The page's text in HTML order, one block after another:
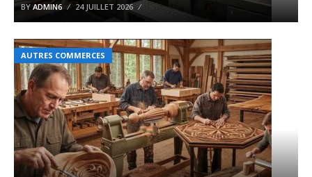
BY ADMIN6 24 JUILLET 2026
AUTRES COMMERCES